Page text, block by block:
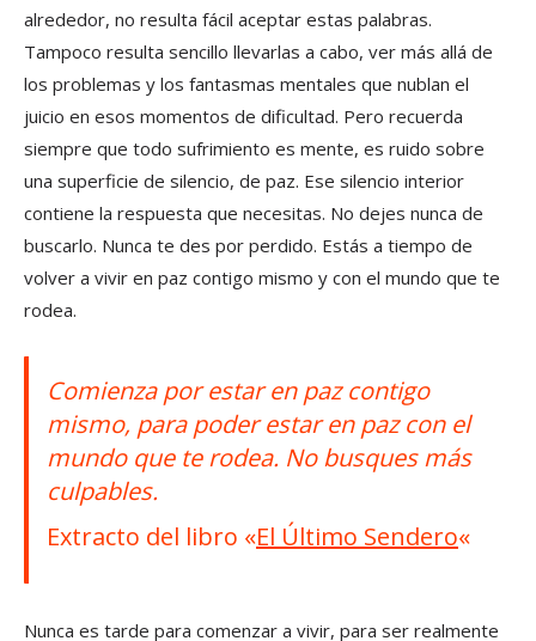
alrededor, no resulta fácil aceptar estas palabras.
Tampoco resulta sencillo llevarlas a cabo, ver más allá de
los problemas y los fantasmas mentales que nublan el
juicio en esos momentos de dificultad. Pero recuerda
siempre que todo sufrimiento es mente, es ruido sobre
una superficie de silencio, de paz. Ese silencio interior
contiene la respuesta que necesitas. No dejes nunca de
buscarlo. Nunca te des por perdido. Estás a tiempo de
volver a vivir en paz contigo mismo y con el mundo que te
rodea.
Comienza por estar en paz contigo
mismo, para poder estar en paz con el
mundo que te rodea. No busques más
culpables.
Extracto del libro «El Último Sendero«
Nunca es tarde para comenzar a vivir, para ser realmente